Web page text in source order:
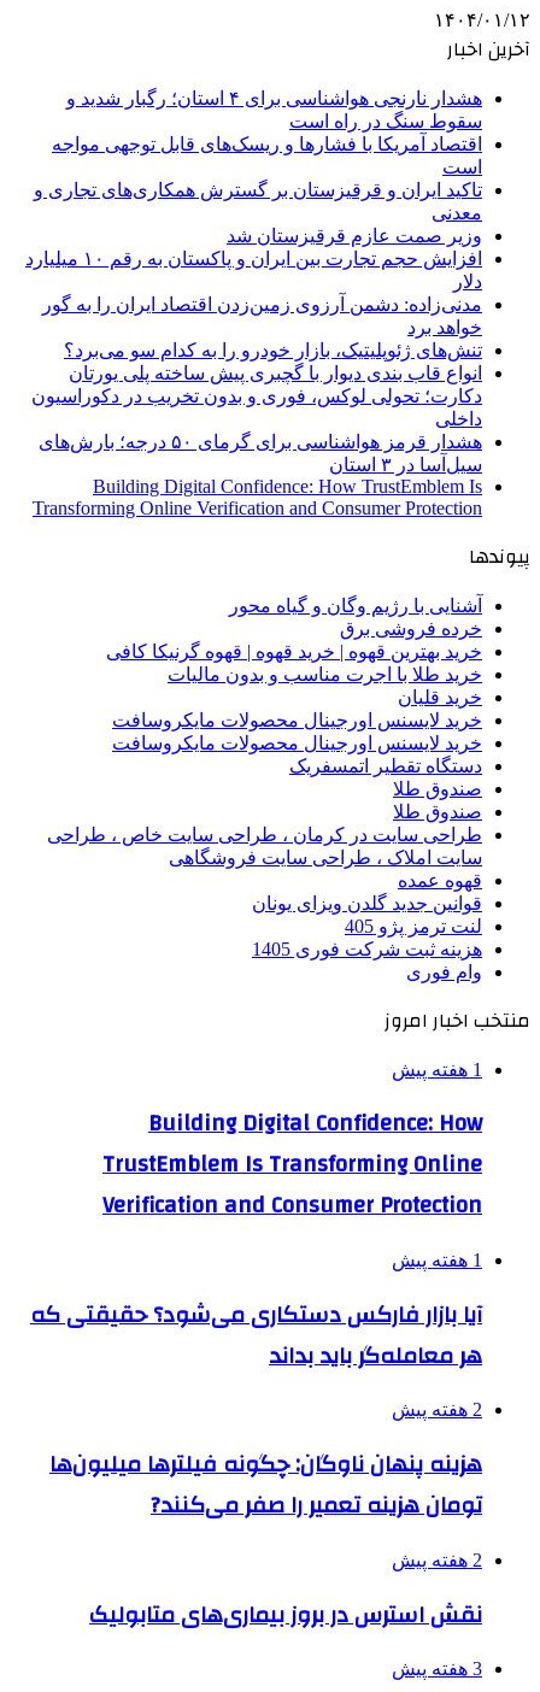
۱۴۰۴/۰۱/۱۲
آخرین اخبار
هشدار نارنجی هواشناسی برای ۴ استان؛ رگبار شدید و
سقوط سنگ در راه است
اقتصاد آمریکا با فشارها و ریسک‌های قابل توجهی مواجه
است
تاکید ایران و قرقیزستان بر گسترش همکاری‌های تجاری و
معدنی
وزیر صمت عازم قرقیزستان شد
افزایش حجم تجارت بین ایران و پاکستان به رقم ۱۰ میلیارد
دلار
مدنی‌زاده: دشمن آرزوی زمین‌زدن اقتصاد ایران را به گور
خواهد برد
تنش‌های ژئوپلیتیک، بازار خودرو را به کدام سو می‌برد؟
انواع قاب بندی دیوار با گچبری پیش ساخته پلی یورتان
دکارت؛ تحولی لوکس، فوری و بدون تخریب در دکوراسیون
داخلی
هشدار قرمز هواشناسی برای گرمای ۵۰ درجه؛ بارش‌های
سیل‌آسا در ۳ استان
Building Digital Confidence: How TrustEmblem Is
Transforming Online Verification and Consumer Protection
پیوندها
آشنایی با رژیم وگان و گیاه محور
خرده فروشی برق
خرید بهترین قهوه | خرید قهوه | قهوه گرنیکا کافی
خرید طلا با اجرت مناسب و بدون مالیات
خرید قلیان
خرید لایسنس اورجینال محصولات مایکروسافت
خرید لایسنس اورجینال محصولات مایکروسافت
دستگاه تقطیر اتمسفریک
صندوق طلا
صندوق طلا
طراحی سایت در کرمان ، طراحی سایت خاص ، طراحی
سایت املاک ، طراحی سایت فروشگاهی
قهوه عمده
قوانین جدید گلدن ویزای یونان
لنت ترمز پژو 405
هزینه ثبت شرکت فوری 1405
وام فوری
منتخب اخبار امروز
1 هفته پیش
Building Digital Confidence: How
TrustEmblem Is Transforming Online
Verification and Consumer Protection
1 هفته پیش
آیا بازار فارکس دستکاری می‌شود؟ حقیقتی که
هر معامله‌گر باید بداند
2 هفته پیش
هزینه پنهان ناوگان: چگونه فیلترها میلیون‌ها
تومان هزینه تعمیر را صفر می‌کنند?
2 هفته پیش
نقش استرس در بروز بیماری‌های متابولیک
3 هفته پیش